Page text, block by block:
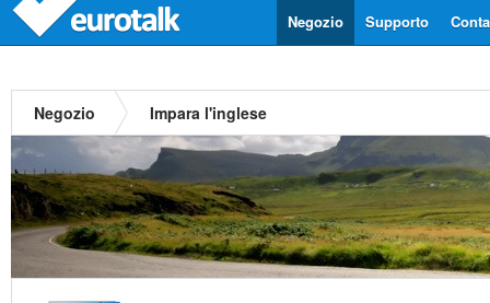
Supporto
Negozio
Negozio Impara l'inglese